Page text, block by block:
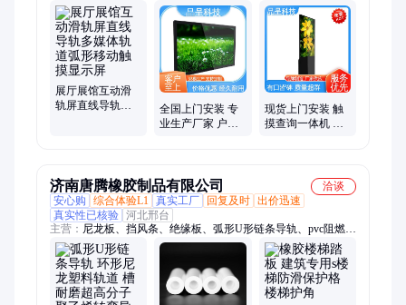
端机、触摸一体机、拼接屏
展厅展馆互动滑
轨屏直线导轨多
全国上门安装 专
业生产厂家 户外
现货上门安装 触
摸查询一体机 落
济南唐腾橡胶制品有限公司
洽谈
安心购
综合体验L1 真实工厂 回复及时 出价迅速
真实性已核验 河北邢台
主营： 尼龙板、挡风条、绝缘板、弧形U形链条导轨、pvc阻燃、
pvc卡条、发泡条、耐候胶、聚氨酯、硅橡胶、pvc板材、电木
棒、阻水条、挤出条、环氧板、密封条、tpe胶条、橡胶垫、硅胶
管、防火门、透明板、尼龙棒、硅胶条、橡胶板、橡胶条、装饰
pvc